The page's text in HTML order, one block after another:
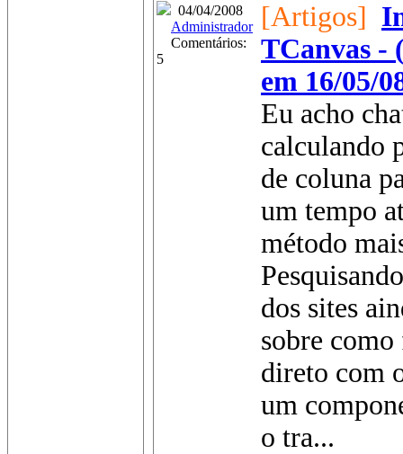
04/04/2008
Administrador
Comentários:
5
[Artigos]
TCanvas -
em 16/05/
Eu acho
calculando
de coluna
um tempo
método
dos sites
sobre
direto com
um
o tra...